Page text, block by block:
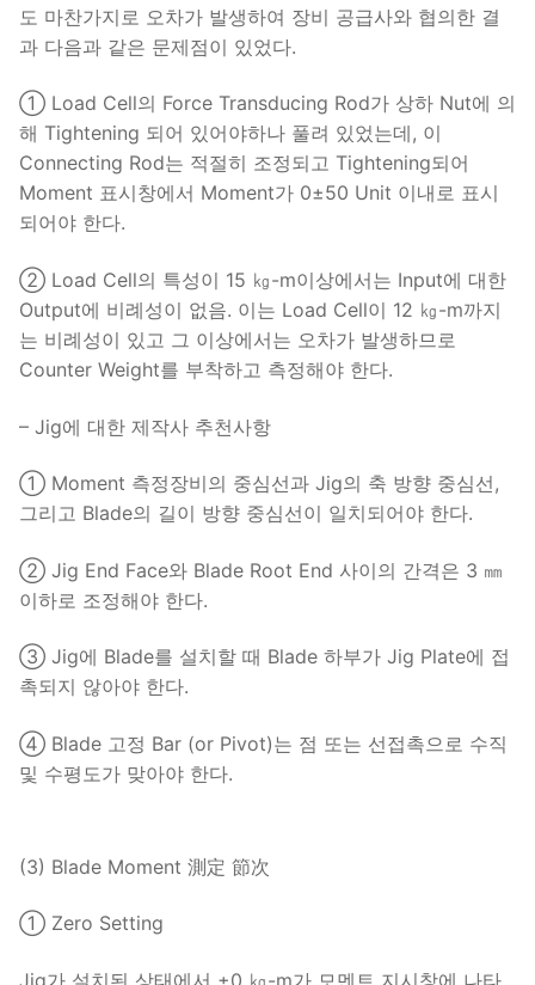
도 마찬가지로 오차가 발생하여 장비 공급사와 협의한 결
과 다음과 같은 문제점이 있었다.
① Load Cell의 Force Transducing Rod가 상하 Nut에 의
해 Tightening 되어 있어야하나 풀려 있었는데, 이
Connecting Rod는 적절히 조정되고 Tightening되어
Moment 표시창에서 Moment가 0±50 Unit 이내로 표시
되어야 한다.
② Load Cell의 특성이 15 ㎏-m이상에서는 Input에 대한
Output에 비례성이 없음. 이는 Load Cell이 12 ㎏-m까지
는 비례성이 있고 그 이상에서는 오차가 발생하므로
Counter Weight를 부착하고 측정해야 한다.
– Jig에 대한 제작사 추천사항
① Moment 측정장비의 중심선과 Jig의 축 방향 중심선,
그리고 Blade의 길이 방향 중심선이 일치되어야 한다.
② Jig End Face와 Blade Root End 사이의 간격은 3 ㎜
이하로 조정해야 한다.
③ Jig에 Blade를 설치할 때 Blade 하부가 Jig Plate에 접
촉되지 않아야 한다.
④ Blade 고정 Bar (or Pivot)는 점 또는 선접촉으로 수직
및 수평도가 맞아야 한다.
(3) Blade Moment 測定 節次
① Zero Setting